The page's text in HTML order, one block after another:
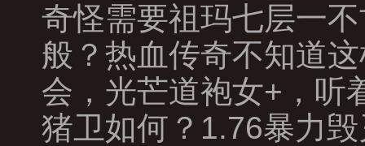
奇怪需要祖玛七层一
般？热血传奇不知道
会，光芒道袍女+，听
猪卫如何？1.76暴力